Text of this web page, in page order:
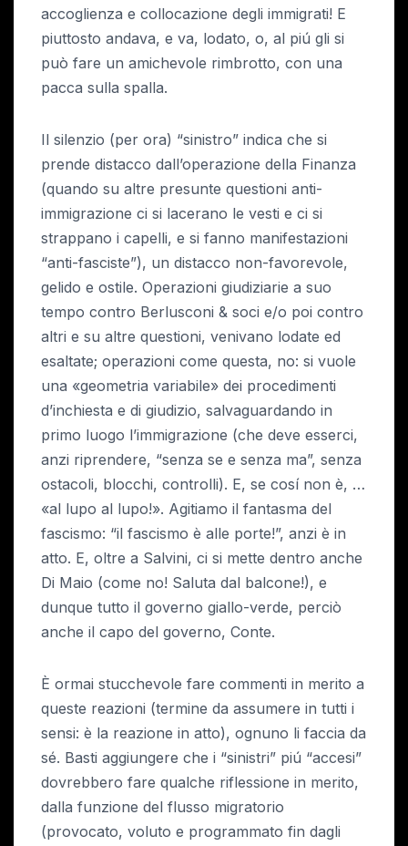
accoglienza e collocazione degli immigrati! E
piuttosto andava, e va, lodato, o, al piú gli si
può fare un amichevole rimbrotto, con una
pacca sulla spalla.
Il silenzio (per ora) “sinistro” indica che si
prende distacco dall’operazione della Finanza
(quando su altre presunte questioni anti-
immigrazione ci si lacerano le vesti e ci si
strappano i capelli, e si fanno manifestazioni
“anti-fasciste”), un distacco non-favorevole,
gelido e ostile. Operazioni giudiziarie a suo
tempo contro Berlusconi & soci e/o poi contro
altri e su altre questioni, venivano lodate ed
esaltate; operazioni come questa, no: si vuole
una «geometria variabile» dei procedimenti
d’inchiesta e di giudizio, salvaguardando in
primo luogo l’immigrazione (che deve esserci,
anzi riprendere, “senza se e senza ma”, senza
ostacoli, blocchi, controlli). E, se cosí non è, …
«al lupo al lupo!». Agitiamo il fantasma del
fascismo: “il fascismo è alle porte!”, anzi è in
atto. E, oltre a Salvini, ci si mette dentro anche
Di Maio (come no! Saluta dal balcone!), e
dunque tutto il governo giallo-verde, perciò
anche il capo del governo, Conte.
È ormai stucchevole fare commenti in merito a
queste reazioni (termine da assumere in tutti i
sensi: è la reazione in atto), ognuno li faccia da
sé. Basti aggiungere che i “sinistri” piú “accesi”
dovrebbero fare qualche riflessione in merito,
dalla funzione del flusso migratorio
(provocato, voluto e programmato fin dagli